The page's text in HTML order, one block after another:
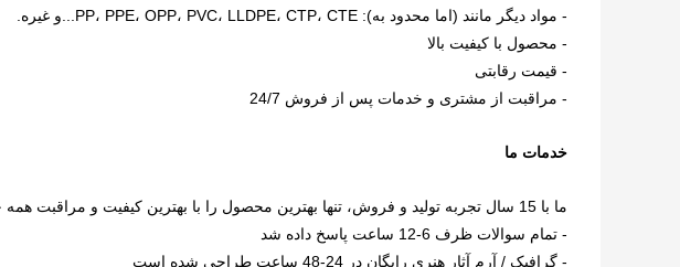
- مواد دیگر مانند (اما محدود به): PP، PPE، OPP، PVC، LLDPE، CTP، CTE...و غیره.
- محصول با کیفیت بالا
- قیمت رقابتی
- مراقبت از مشتری و خدمات پس از فروش 24/7
خدمات ما
ما با 15 سال تجربه تولید و فروش، تنها بهترین محصول را با بهترین کیفیت و مراقبت همه جانبه از مشتری ارائه می دهیم.
- تمام سوالات ظرف 6-12 ساعت پاسخ داده شد
- گرافیک / آرم آثار هنری رایگان در 24-48 ساعت طراحی شده است